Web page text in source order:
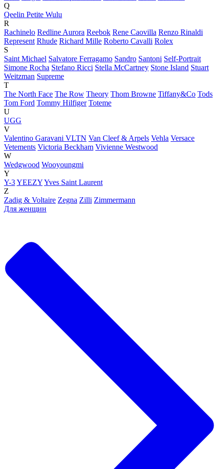
Q
Qeelin Petite Wulu
R
Rachinelo Redline Aurora Reebok Rene Caovilla Renzo Rinaldi
Represent Rhude Richard Mille Roberto Cavalli Rolex
S
Saint Michael Salvatore Ferragamo Sandro Santoni Self-Portrait
Simone Rocha Stefano Ricci Stella McCartney Stone Island Stuart
Weitzman Supreme
T
The North Face The Row Theory Thom Browne Tiffany&Co Tods
Tom Ford Tommy Hilfiger Toteme
U
UGG
V
Valentino Garavani VLTN Van Cleef & Arpels Vehla Versace
Vetements Victoria Beckham Vivienne Westwood
W
Wedgwood Wooyoungmi
Y
Y-3YEEZYYves Saint Laurent
Z
Zadig & Voltaire Zegna Zilli Zimmermann
Для женщин